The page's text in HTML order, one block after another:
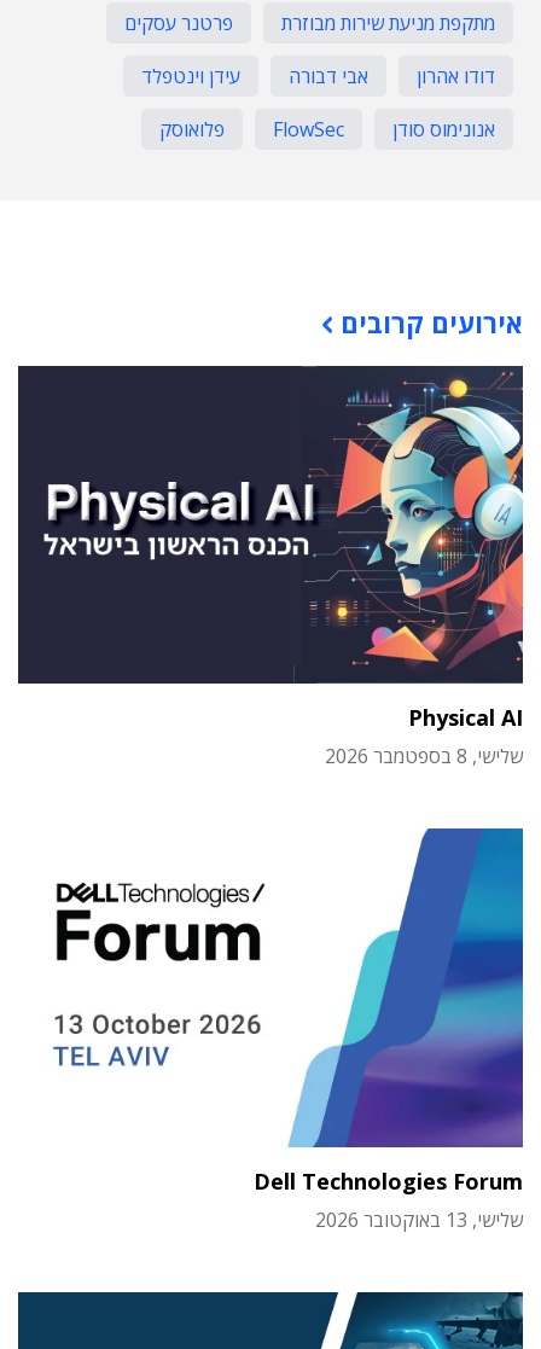
מתקפת מניעת שירות מבוזרת
פרטנר עסקים
דודו אהרון
אבי דבורה
עידן וינטפלד
אנונימוס סודן
FlowSec פלואוסק
אירועים קרובים
Physical AI
שלישי, 8 בספטמבר 2026
Dell Technologies Forum
שלישי, 13 באוקטובר 2026